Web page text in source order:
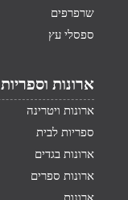
שרפרפים
ספסלי עץ
ארונות וספריות
ארונות ויטרינה
ספריות לבית
ארונות בגדים
ארונות ספרים